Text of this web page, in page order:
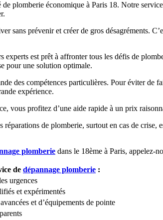
de plomberie économique à Paris 18. Notre
sans prévenir et créer de gros désagréments.
experts est prêt à affronter tous les défis de
pour une solution optimale.
des compétences particulières. Pour éviter de
expérience.
vous profitez d’une aide rapide à un prix
réparations de plomberie, surtout en cas de
plomberie dans le 18ème à Paris, appelez-
de dépannage plomberie :
urgences
et expérimentés
et d’équipements de pointe